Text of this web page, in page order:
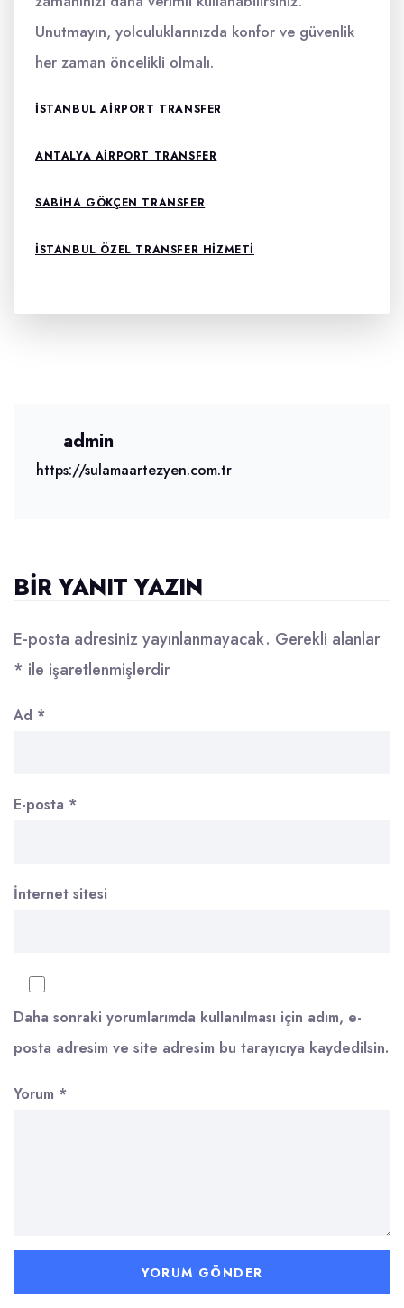
Unutmayın, yolculuklarınızda konfor ve güvenlik
her zaman öncelikli olmalı.
ISTANBUL AIRPORT TRANSFER
ANTALYA AIRPORT TRANSFER
SABIHA GÖKÇEN TRANSFER
ISTANBUL ÖZEL TRANSFER HIZMETI
admin
https://sulamaartezyen.com.tr
BIR YANIT YAZIN
E-posta adresiniz yayınlanmayacak. Gerekli alanlar
* ile işaretlenmişlerdir
Ad *
E-posta *
İnternet sitesi
Daha sonraki yorumlarımda kullanılması için adım, e-
posta adresim ve site adresim bu tarayıcıya kaydedilsin.
Yorum *